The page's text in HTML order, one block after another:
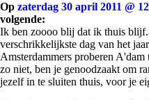
Op zaterdag 30 april 2011 @
volgende:
Ik ben zoooo blij dat ik thuis
verschrikkelijkste dag van het
Amsterdammers proberen
zo niet, ben je genoodzaakt om
jezelf in te sluiten thuis, voor je